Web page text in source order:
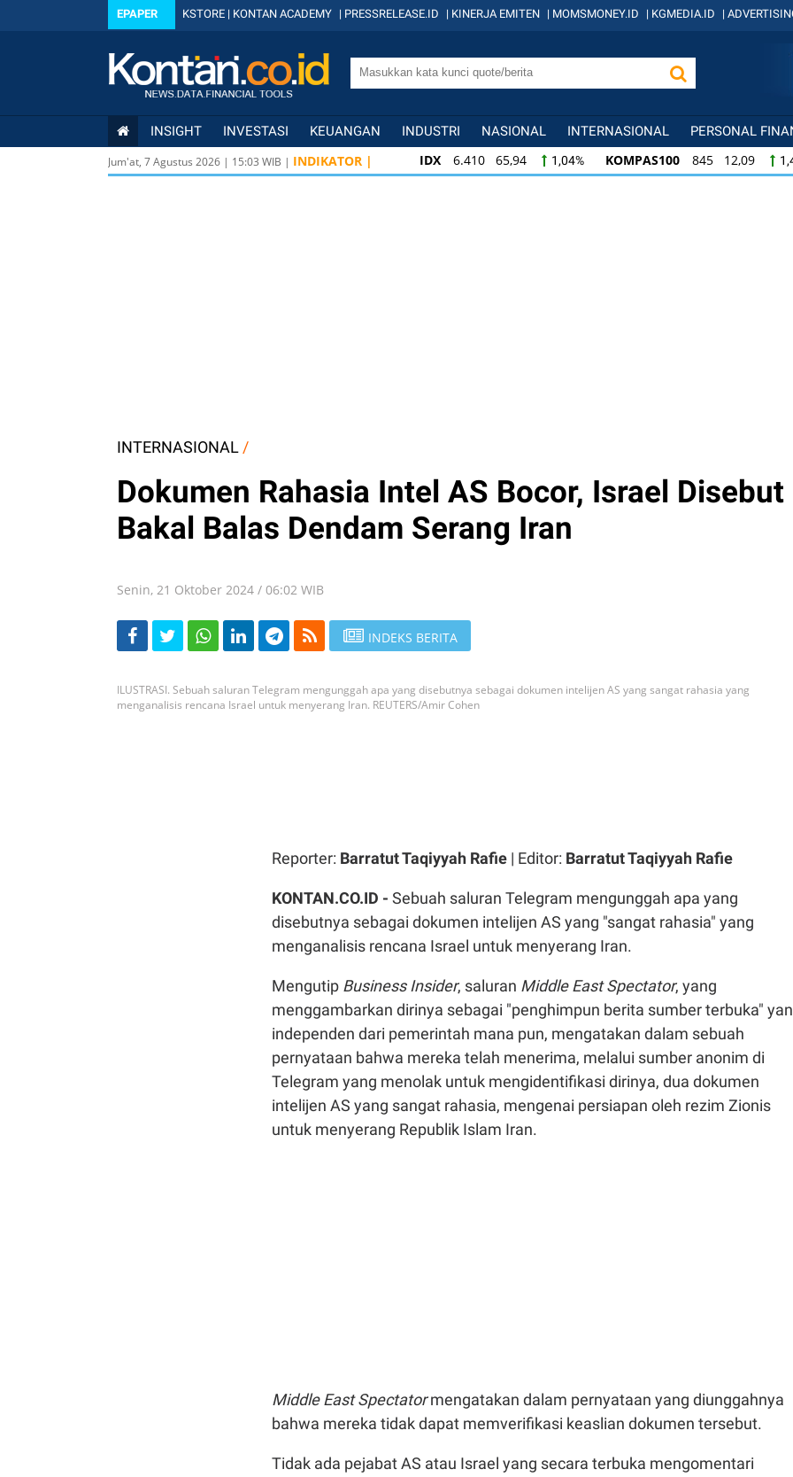
EPAPER KSTORE | KONTAN ACADEMY | PRESSRELEASE.ID | KINERJA EMITEN | MOMSMONEY.ID | KGMEDIA.ID |
INSIGHT INVESTASI KEUANGAN INDUSTRI NASIONAL INTERNASIONAL PERSONAL
Jum'at, 7 Agustus 2026 | 15:03 WIB | INDIKATOR | IDX 6.410 65,94 1,04% KOMPAS100 845 12,09
KOMPAS100 845 12,09 1,45% LQ45 640 9,44
INTERNASIONAL /
Dokumen Rahasia Intel AS Bocor, Israel Disebut
Bakal Balas Dendam Serang Iran
Senin, 21 Oktober 2024 / 06:02 WIB
INDEKS BERITA
ILUSTRASI. Sebuah saluran Telegram mengunggah apa yang disebutnya sebagai dokumen intelijen AS yang sangat rahasia yang
menganalisis rencana Israel untuk menyerang Iran. REUTERS/Amir Cohen
Reporter: Barratut Taqiyyah Rafie | Editor: Barratut Taqiyyah Rafie
KONTAN.CO.ID - Sebuah saluran Telegram mengunggah apa yang
disebutnya sebagai dokumen intelijen AS yang "sangat rahasia" yang
menganalisis rencana Israel untuk menyerang Iran.
Mengutip Business Insider, saluran Middle East Spectator, yang
menggambarkan dirinya sebagai "penghimpun berita sumber terbuka"
independen dari pemerintah mana pun, mengatakan dalam sebuah
pernyataan bahwa mereka telah menerima, melalui sumber anonim di
Telegram yang menolak untuk mengidentifikasi dirinya, dua dokumen
intelijen AS yang sangat rahasia, mengenai persiapan oleh rezim Zionis
untuk menyerang Republik Islam Iran.
Middle East Spectatormengatakan dalam pernyataan yang diunggahnya
bahwa mereka tidak dapat memverifikasi keaslian dokumen tersebut.
Tidak ada pejabat AS atau Israel yang secara terbuka mengomentari